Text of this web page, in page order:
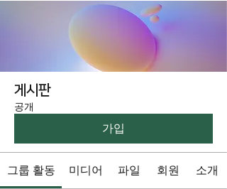
게시판
공개
가입
그룹 활동 미디어 파일 회원 소개